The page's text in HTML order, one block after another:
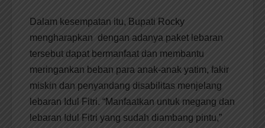
Dalam kesempatan itu, Bupati Rocky
mengharapkan dengan adanya paket lebaran
tersebut dapat bermanfaat dan membantu
meringankan beban para anak-anak yatim, fakir
miskin dan penyandang disabilitas menjelang
lebaran Idul Fitri. “Manfaatkan untuk megang dan
lebaran Idul Fitri yang sudah diambang pintu,”